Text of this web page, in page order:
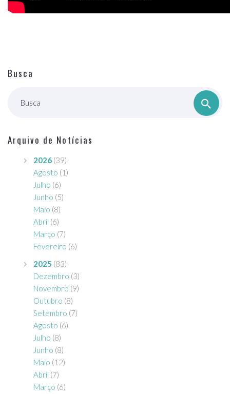
Busca
Busca
Arquivo de Notícias
2026 (39)
Agosto (1)
Julho (6)
Junho (5)
Maio (8)
Abril (6)
Março (7)
Fevereiro (6)
2025 (83)
Dezembro (3)
Novembro (9)
Outubro (8)
Setembro (7)
Agosto (6)
Julho (8)
Junho (8)
Maio (12)
Abril (7)
Março (6)